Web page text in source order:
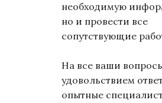
необходимую
но и провести все
сопутствующие
На все ваши
удовольствием
опытные